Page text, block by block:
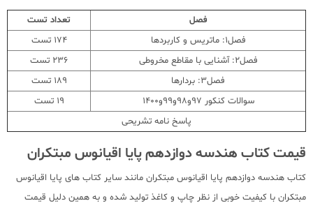
فصل
تعداد تست
فصل1: ماتریس و کاربردها
174 تست
فصل2: آشنایی با مقاطع مخروطی
236 تست
فصل3: بردارها
189 تست
سوالات کنکور 97و98و99و1400
19 تست
پاسخ نامه تشریحی
قیمت کتاب هندسه دوازدهم پایا اقیانوس مبتکران
کتاب هندسه دوازدهم پایا اقیانوس مبتکران مانند سایر کتاب های پایا اقیانوس
مبتکران با کیفیت خوبی از نظر چاپ و کاغذ تولید شده و به همین دلیل قیمت